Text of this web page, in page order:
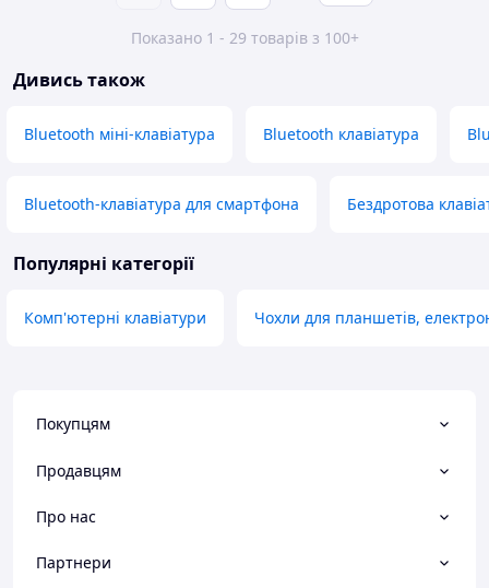
Показано 1 - 29 товарів з 100+
Дивись також
Bluetooth міні-клавіатура Bluetooth клавіатура
Bluetooth-клавіатура для смартфона Бездротова
Популярні категорії
Комп'ютерні клавіатури Чохли для планшетів,
Покупцям
Продавцям
Про нас
Партнери